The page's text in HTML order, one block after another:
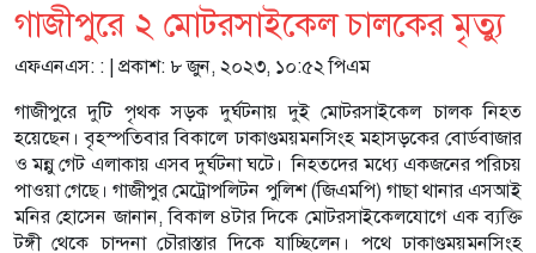
গাজীপুরে ২ মোটরসাইকেল চালকের মৃত্যু
এফএনএস: : | প্রকাশ: ৮ জুন, ২০২৩, ১০:৫২ পিএম
গাজীপুরে দুটি পৃথক সড়ক দুর্ঘটনায় দুই মোটরসাইকেল চালক নিহত
হয়েছেন। বৃহস্পতিবার বিকালে ঢাকাণ্ডময়মনসিংহ মহাসড়কের বোর্ডবাজার
ও মন্নু গেট এলাকায় এসব দুর্ঘটনা ঘটে। নিহতদের মধ্যে একজনের পরিচয়
পাওয়া গেছে। গাজীপুর মেট্রোপলিটন পুলিশ (জিএমপি) গাছা থানার এসআই
মনির হোসেন জানান, বিকাল ৪টার দিকে মোটরসাইকেলযোগে এক ব্যক্তি
টঙ্গী থেকে চান্দনা চৌরাস্তার দিকে যাচ্ছিলেন। পথে ঢাকাণ্ডময়মনসিংহ